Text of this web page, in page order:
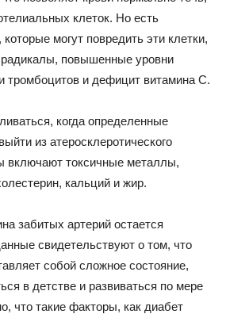
клеток. Но есть
могут повредить эти клетки,
повышенные уровни
тромбоцитов и дефицит витамина С.
когда определенные
из атеросклеротического
включают токсичные металлы,
кальций и жир.
забитых артерий остается
свидетельствуют о том, что
собой сложное состояние,
в детстве и развиваться по мере
что такие факторы, как диабет